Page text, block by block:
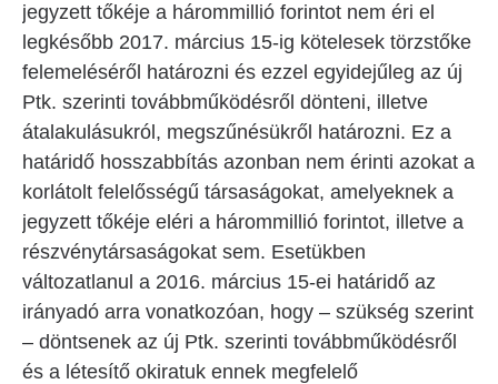
jegyzett tőkéje a hárommillió forintot nem éri el
legkésőbb 2017. március 15-ig kötelesek törzstőke
felemeléséről határozni és ezzel egyidejűleg az új
Ptk. szerinti továbbműködésről dönteni, illetve
átalakulásukról, megszűnésükről határozni. Ez a
határidő hosszabbítás azonban nem érinti azokat a
korlátolt felelősségű társaságokat, amelyeknek a
jegyzett tőkéje eléri a hárommillió forintot, illetve a
részvénytársaságokat sem. Esetükben
változatlanul a 2016. március 15-ei határidő az
irányadó arra vonatkozóan, hogy – szükség szerint
– döntsenek az új Ptk. szerinti továbbműködésről
és a létesítő okiratuk ennek megfelelő